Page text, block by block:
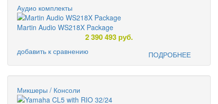
Аудио комплекты
Martin Audio WS218X Package
2 390 493 руб.
ПОДРОБНЕЕ
добавить к сравнению
Микшеры / Консоли